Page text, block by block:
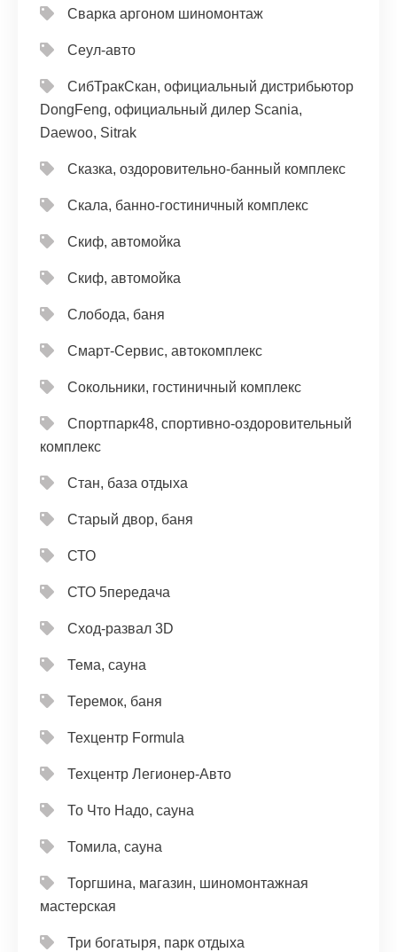
Сварка аргоном шиномонтаж
Сеул-авто
СибТракСкан, официальный дистрибьютор
DongFeng, официальный дилер Scania,
Daewoo, Sitrak
Сказка, оздоровительно-банный комплекс
Скала, банно-гостиничный комплекс
Скиф, автомойка
Скиф, автомойка
Слобода, баня
Смарт-Сервис, автокомплекс
Сокольники, гостиничный комплекс
Спортпарк48, спортивно-оздоровительный
комплекс
Стан, база отдыха
Старый двор, баня
СТО
СТО 5передача
Сход-развал 3D
Тема, сауна
Теремок, баня
Техцентр Formula
Техцентр Легионер-Авто
То Что Надо, сауна
Томила, сауна
Торгшина, магазин, шиномонтажная
мастерская
Три богатыря, парк отдыха